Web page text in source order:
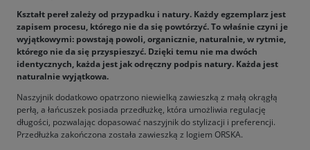
Kształt pereł zależy od przypadku i natury. Każdy egzemplarz jest
zapisem procesu, którego nie da się powtórzyć. To właśnie czyni je
wyjątkowymi: powstają powoli, organicznie, naturalnie, w rytmie,
którego nie da się przyspieszyć. Dzięki temu nie ma dwóch
identycznych, każda jest jak odręczny podpis natury. Każda jest
naturalnie wyjątkowa.
Naszyjnik dodatkowo opatrzono niewielką zawieszką z małą okrągłą
perłą, a łańcuszek posiada przedłużkę, która umożliwia regulację
długości, pozwalając dopasować naszyjnik do stylizacji i preferencji.
Przedłużka zakończona została zawieszką z logiem ORSKA.